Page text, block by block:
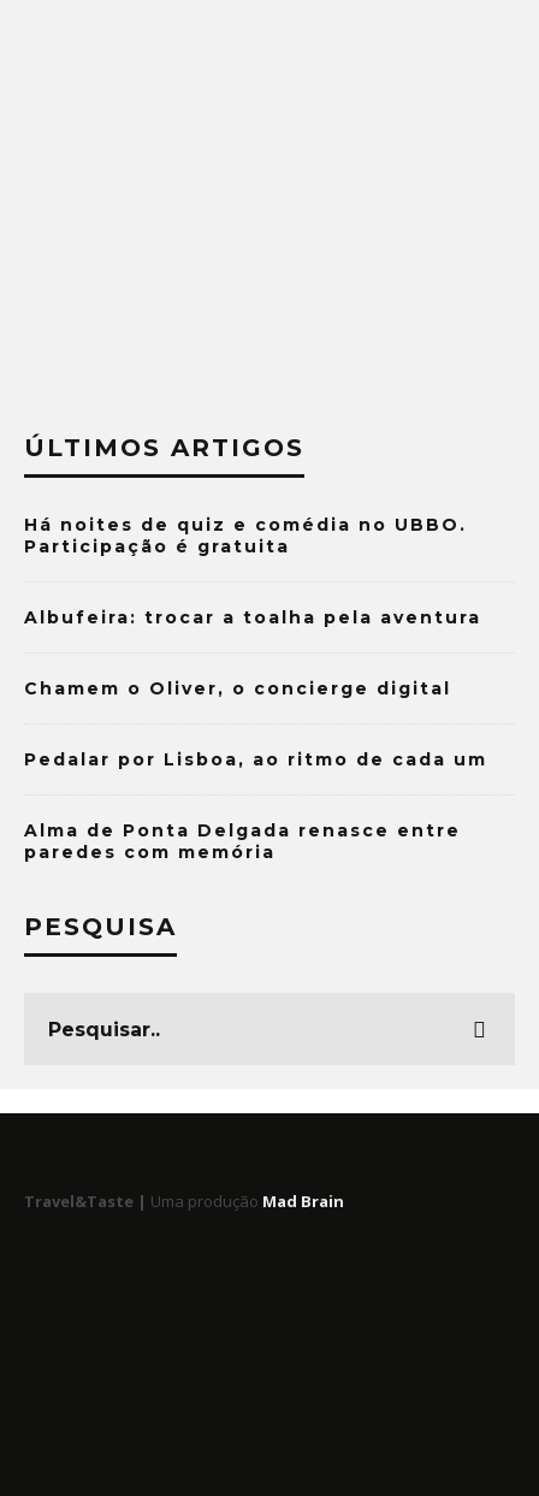
ÚLTIMOS ARTIGOS
Há noites de quiz e comédia no UBBO.
Participação é gratuita
Albufeira: trocar a toalha pela aventura
Chamem o Oliver, o concierge digital
Pedalar por Lisboa, ao ritmo de cada um
Alma de Ponta Delgada renasce entre
paredes com memória
PESQUISA
Travel&Taste | Uma produção Mad Brain